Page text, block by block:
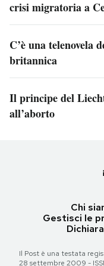
crisi migratoria a
C’è una telenovela
britannica
Il principe del
all’aborto
Chi
Gestisci le
Il Post è una testata
28 settembre 2009 -